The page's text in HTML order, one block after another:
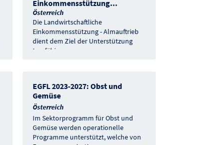
Einkommensstützung...
Österreich
Die Landwirtschaftliche
Einkommensstützung - Almauftrieb
dient dem Ziel der Unterstützung
tragfähiger
EGFL 2023-2027: Obst und
Gemüse
Österreich
Im Sektorprogramm für Obst und
Gemüse werden operationelle
Programme unterstützt, welche von